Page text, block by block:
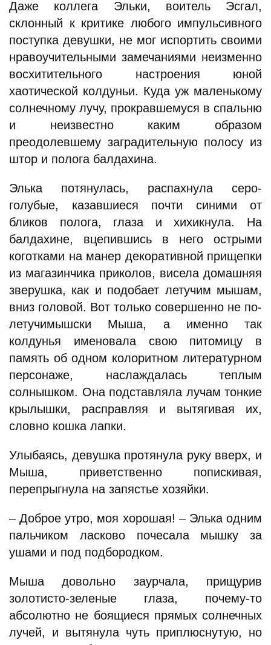
Даже коллега Эльки, воитель Эсгал,
склонный к критике любого импульсивного
поступка девушки, не мог испортить своими
нравоучительными замечаниями неизменно
восхитительного настроения юной
хаотической колдуньи. Куда уж маленькому
солнечному лучу, прокравшемуся в спальню
и неизвестно каким образом
преодолевшему заградительную полосу из
штор и полога балдахина.
Элька потянулась, распахнула серо-
голубые, казавшиеся почти синими от
бликов полога, глаза и хихикнула. На
балдахине, вцепившись в него острыми
коготками на манер декоративной прищепки
из магазинчика приколов, висела домашняя
зверушка, как и подобает летучим мышам,
вниз головой. Вот только совершенно не по-
летучимышски Мыша, а именно так
колдунья именовала свою питомицу в
память об одном колоритном литературном
персонаже, наслаждалась теплым
солнышком. Она подставляла лучам тонкие
крылышки, расправляя и вытягивая их,
словно кошка лапки.
Улыбаясь, девушка протянула руку вверх, и
Мыша, приветственно попискивая,
перепрыгнула на запястье хозяйки.
– Доброе утро, моя хорошая! – Элька одним
пальчиком ласково почесала мышку за
ушами и под подбородком.
Мыша довольно заурчала, прищурив
золотисто-зеленые глаза, почему-то
абсолютно не боящиеся прямых солнечных
лучей, и вытянула чуть приплюснутую, но